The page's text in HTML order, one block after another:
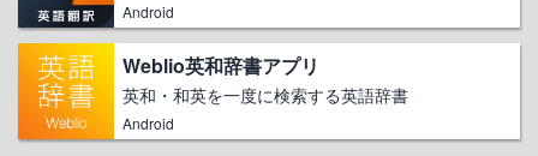
Android
Weblio英和辞書アプリ
英和・和英を一度に検索する英語辞書
Android